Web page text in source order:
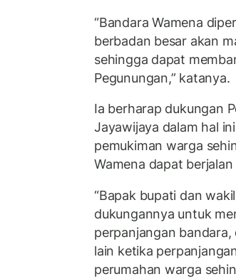
“Bandara Wamena
berbadan besar akan
sehingga dapat
Pegunungan,” katanya.
Ia berharap dukungan
Jayawijaya dalam hal
pemukiman warga
Wamena dapat berjalan
“Bapak bupati dan
dukungannya untuk
perpanjangan
lain ketika
perumahan warga